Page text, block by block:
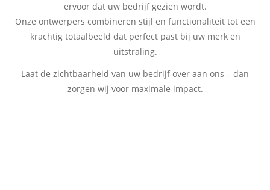
ervoor dat uw bedrijf gezien wordt.
Onze ontwerpers combineren stijl en functionaliteit tot een
krachtig totaalbeeld dat perfect past bij uw merk en
uitstraling.
Laat de zichtbaarheid van uw bedrijf over aan ons – dan
zorgen wij voor maximale impact.